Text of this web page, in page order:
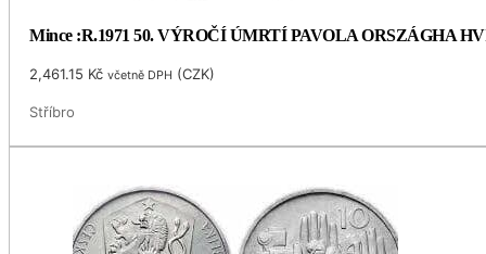
Mince :R.1971 50. VÝROČÍ ÚMRTÍ PAVOLA ORSZÁGHA
2,461.15 Kč včetně DPH (CZK)
Stříbro